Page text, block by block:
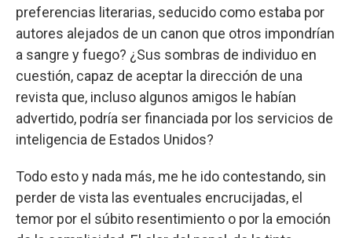
preferencias literarias, seducido como estaba por
autores alejados de un canon que otros impondrían
a sangre y fuego? ¿Sus sombras de individuo en
cuestión, capaz de aceptar la dirección de una
revista que, incluso algunos amigos le habían
advertido, podría ser financiada por los servicios de
inteligencia de Estados Unidos?
Todo esto y nada más, me he ido contestando, sin
perder de vista las eventuales encrucijadas, el
temor por el súbito resentimiento o por la emoción